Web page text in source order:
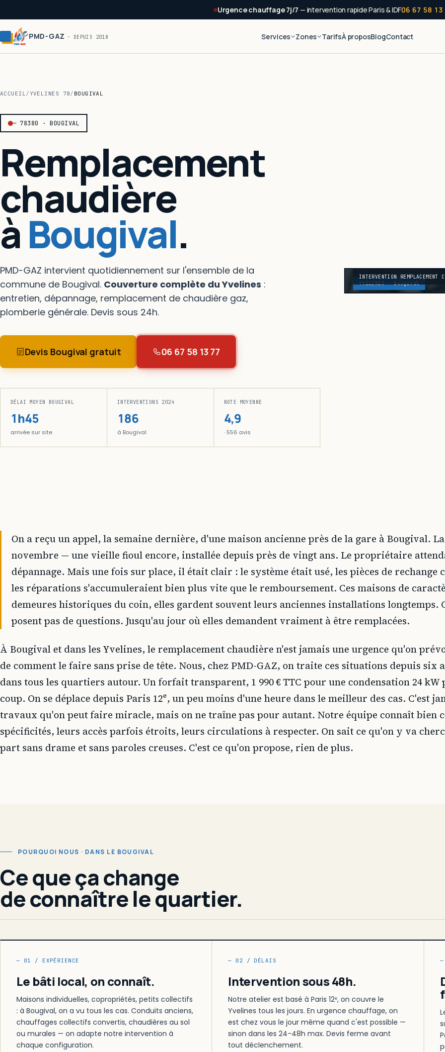
Urgence chauffage 7j/7 — intervention rapide Paris & IDF06 67 58 13
PMD-GAZ · DEPUIS 2018 Services Zones TarifsÀ proposBlogContact
ACCUEIL/YVELINES 78/ BOUGIVAL
— 78380 · BOUGIVAL
Remplacement
chaudière
àBougival.
PMD-GAZ intervient quotidiennement sur l'ensemble de la
commune de Bougival. Couverture complète du Yvelines :
entretien, dépannage, remplacement de chaudière gaz,
plomberie générale. Devis sous 24h.
Devis Bougival gratuit 06 67 58 13 77
DÉLAI MOYEN BOUGIVAL
1h45
arrivée sur site
INTERVENTIONS 2024
186
à Bougival
NOTE MOYENNE
4,9
· 556 avis
YVELINES · Bougival
INTERVENTION REMPLACEMENT
On a reçu un appel, la semaine dernière, d'une maison ancienne près de la gare à Bougival.
novembre — une vieille fioul encore, installée depuis près de vingt ans. Le propriétaire
dépannage. Mais une fois sur place, il était clair : le système était usé, les pièces de
les réparations s'accumuleraient bien plus vite que le remboursement. Ces maisons de
demeures historiques du coin, elles gardent souvent leurs anciennes installations longtemps.
posent pas de questions. Jusqu'au jour où elles demandent vraiment à être remplacées.
À Bougival et dans les Yvelines, le remplacement chaudière n'est jamais une urgence qu'on
de comment le faire sans prise de tête. Nous, chez PMD-GAZ, on traite ces situations depuis
dans tous les quartiers autour. Un forfait transparent, 1 990 € TTC pour une condensation 24
coup. On se déplace depuis Paris 12ᵉ, un peu moins d'une heure dans le meilleur des cas. C'est
travaux qu'on peut faire miracle, mais on ne traîne pas pour autant. Notre équipe connaît bien
spécificités, leurs accès parfois étroits, leurs circulations à respecter. On sait ce qu'on y va
part sans drame et sans paroles creuses. C'est ce qu'on propose, rien de plus.
POURQUOI NOUS · DANS LE BOUGIVAL
Ce que ça change
de connaître le quartier.
— 01 / EXPÉRIENCE
Le bâti local, on connaît.
Maisons individuelles, copropriétés, petits collectifs
: à Bougival, on a vu tous les cas. Conduits anciens,
chauffages collectifs convertis, chaudières au sol
ou murales — on adapte notre intervention à
chaque configuration.
— 02 / DÉLAIS
Intervention sous 48h.
Notre atelier est basé à Paris 12ᵉ, on couvre le
Yvelines tous les jours. En urgence chauffage, on
est chez vous le jour même quand c'est possible —
sinon dans les 24-48h max. Devis ferme avant
tout déclenchement.
—